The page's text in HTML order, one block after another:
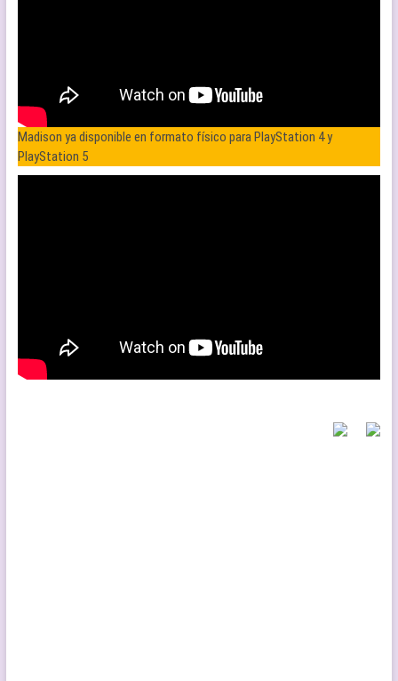
Madison ya disponible en formato físico para PlayStation 4 y
PlayStation 5